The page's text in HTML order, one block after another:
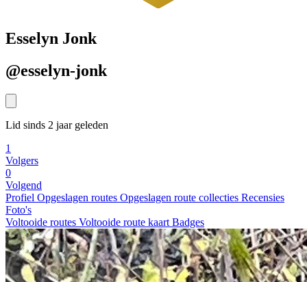
Esselyn Jonk
@esselyn-jonk
Lid sinds 2 jaar geleden
1
Volgers
0
Volgend
Profiel Opgeslagen routes Opgeslagen route collecties Recensies
Foto's
Voltooide routes Voltooide route kaart Badges